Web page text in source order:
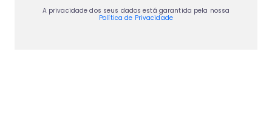
A privacidade dos seus dados está garantida pela nossa
Política de Privacidade